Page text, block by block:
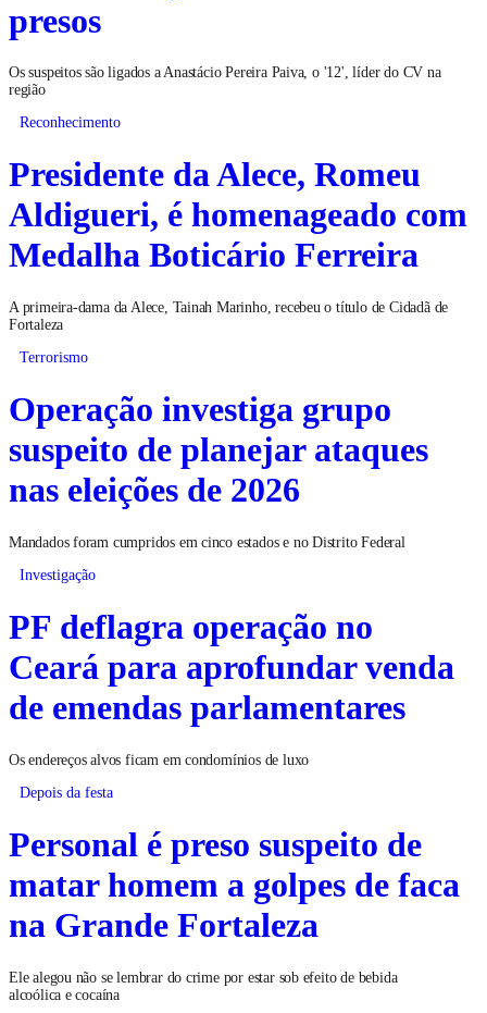
presos
Os suspeitos são ligados a Anastácio Pereira Paiva, o '12', líder do CV na
região
Reconhecimento
Presidente da Alece, Romeu
Aldigueri, é homenageado com
Medalha Boticário Ferreira
A primeira-dama da Alece, Tainah Marinho, recebeu o título de Cidadã de
Fortaleza
Terrorismo
Operação investiga grupo
suspeito de planejar ataques
nas eleições de 2026
Mandados foram cumpridos em cinco estados e no Distrito Federal
Investigação
PF deflagra operação no
Ceará para aprofundar venda
de emendas parlamentares
Os endereços alvos ficam em condomínios de luxo
Depois da festa
Personal é preso suspeito de
matar homem a golpes de faca
na Grande Fortaleza
Ele alegou não se lembrar do crime por estar sob efeito de bebida
alcoólica e cocaína